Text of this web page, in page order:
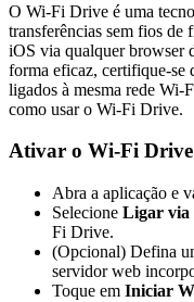
O Wi-Fi Drive é uma
transferências sem fios
iOS via qualquer browser
forma eficaz, certifique-se
ligados à mesma rede Wi-
como usar o Wi-Fi Drive.
Ativar o Wi-Fi Drive
Abra a aplicação e
Selecione Ligar via
Fi Drive.
(Opcional) Defina
servidor web
Toque em Iniciar